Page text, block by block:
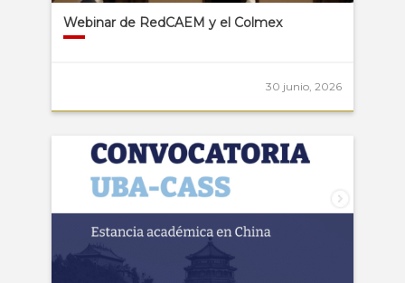
Webinar de RedCAEM y el Colmex
30 junio, 2026